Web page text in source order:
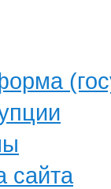
сайта